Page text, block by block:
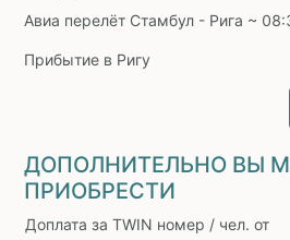
Авиа перелёт Стамбул - Рига ~
Прибытие в Ригу
ДОПОЛНИТЕЛЬНО ВЫ
ПРИОБРЕСТИ
Доплата за TWIN номер / чел. от